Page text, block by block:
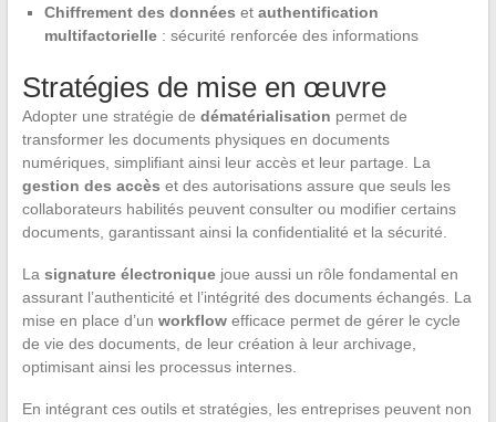
Chiffrement des données et authentification
multifactorielle: sécurité renforcée des informations
Stratégies de mise en œuvre
Adopter une stratégie de dématérialisation permet de
transformer les documents physiques en documents
numériques, simplifiant ainsi leur accès et leur partage. La
gestion des accès et des autorisations assure que seuls les
collaborateurs habilités peuvent consulter ou modifier certains
documents, garantissant ainsi la confidentialité et la sécurité.
La signature électroniquejoue aussi un rôle fondamental en
assurant l’authenticité et l’intégrité des documents échangés. La
mise en place d’un workflowefficace permet de gérer le cycle
de vie des documents, de leur création à leur archivage,
optimisant ainsi les processus internes.
En intégrant ces outils et stratégies, les entreprises peuvent non